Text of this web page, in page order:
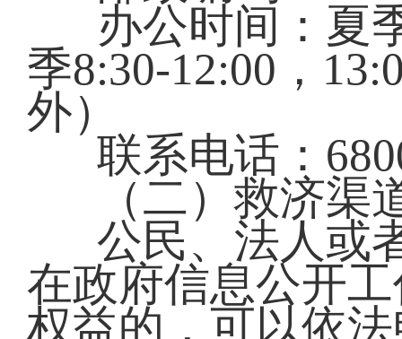
办公时间：夏
季8:30-12:00，
外）
联系电话：
（二）救济渠
公民、法人或
在政府信息公开
权益的，可以依